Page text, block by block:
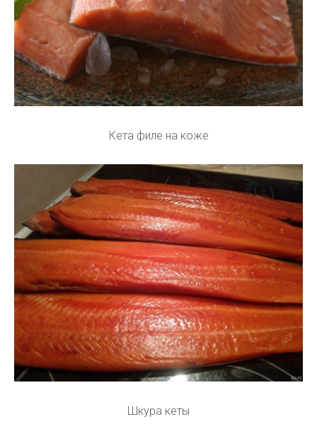
Кета филе на коже
Шкура кеты